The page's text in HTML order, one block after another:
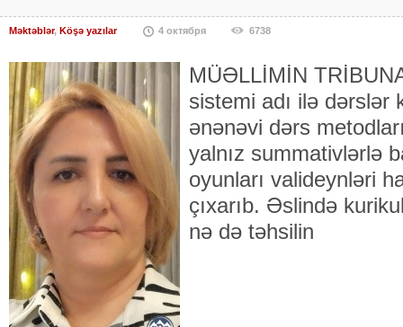
Məktəblər, Köşə yazılar 4 октября 6738
MÜƏLLİMİN
sistemi adı ilə dərslər
ənənəvi dərs
yalnız summativlərlə
oyunları valideynləri
çıxarıb. Əslində
nə də təhsilin